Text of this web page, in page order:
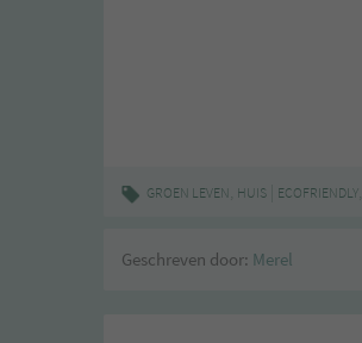
GROEN LEVEN, HUIS ECOFRIENDLY,
Geschreven door: Merel